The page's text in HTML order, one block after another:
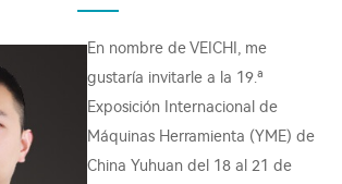
En nombre de VEICHI, me
gustaría invitarle a la 19.ª
Exposición Internacional de
Máquinas Herramienta (YME) de
China Yuhuan del 18 al 21 de